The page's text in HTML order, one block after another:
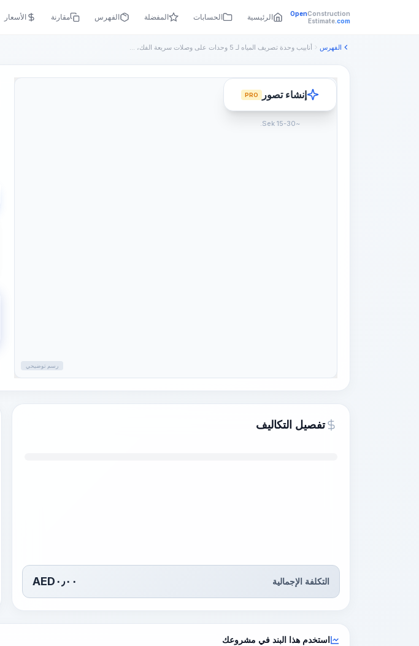
OpenConstruction
Estimate.com الرئيسية الحسابات المفضلة الفهرس مقارنة الأسعار
الفهرس أنابيب وحدة تصريف المياه لـ 5 وحدات على وصلات سريعة الفك، ال...
رسم توضيحي
إنشاء تصور PRO
~15-30 Sek.
تفصيل التكاليف
التكلفة الإجمالية AED٠٫٠٠
استخدم هذا البند في مشروعك